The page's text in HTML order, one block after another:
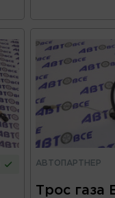
АВТОПАРТНЕР
Трос газа